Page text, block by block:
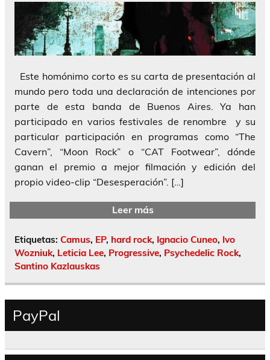
Este homónimo corto es su carta de presentación al
mundo pero toda una declaración de intenciones por
parte de esta banda de Buenos Aires. Ya han
participado en varios festivales de renombre y su
particular participación en programas como “The
Cavern”, “Moon Rock” o “CAT Footwear”, dónde
ganan el premio a mejor filmación y edición del
propio video-clip “Desesperación”. […]
Leer más
Etiquetas: Camus, EP, hard rock, Ignacio Cuneo, Ivo
Wozniuk, Leticia Lee, Progressive, Psychedelic Rock,
Santino Kazlauskas
PayPal